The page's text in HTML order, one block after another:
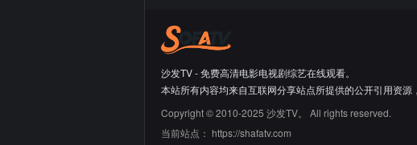
沙发TV - 免费高清电影电视剧综艺在线观看。
本站所有内容均来自互联网分享站点所提供的公开引用资源
Copyright © 2010-2025 沙发TV。 All rights reserved.
当前站点： https://shafatv.com